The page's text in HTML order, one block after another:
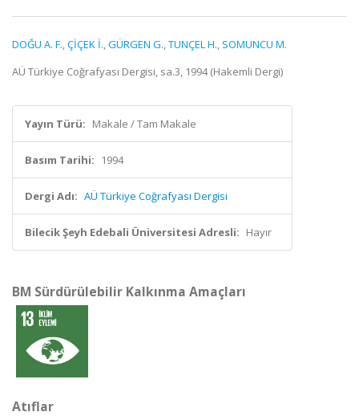
DOĞU A. F.,ÇİÇEK İ.,GÜRGEN G.,TUNÇEL H., SOMUNCU M.
AÜ Türkiye Coğrafyası Dergisi, sa.3, 1994 (Hakemli Dergi)
Yayın Türü: Makale / Tam Makale
Basım Tarihi: 1994
Dergi Adı: AÜ Türkiye Coğrafyası Dergisi
Bilecik Şeyh Edebali Üniversitesi Adresli: Hayır
BM Sürdürülebilir Kalkınma Amaçları
Atıflar